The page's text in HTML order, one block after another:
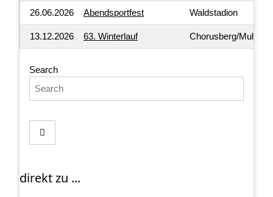
26.06.2026 Abendsportfest Waldstadion
13.12.2026 63. Winterlauf Chorusberg/
Search
direkt zu ...